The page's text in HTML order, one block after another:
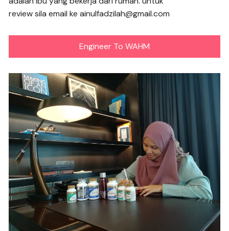
review sila email ke ainulfadzilah@gmail.com
Engineer To WAHM